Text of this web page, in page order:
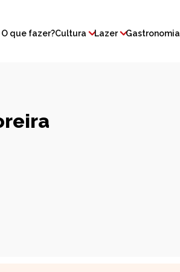
O que fazer?Cultura Lazer Gastronomia